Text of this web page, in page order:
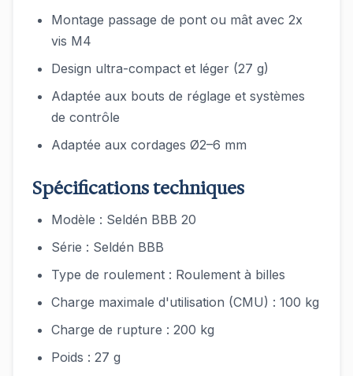
Montage passage de pont ou mât avec 2x
vis M4
Design ultra-compact et léger (27 g)
Adaptée aux bouts de réglage et systèmes
de contrôle
Adaptée aux cordages Ø2–6 mm
Spécifications techniques
Modèle : Seldén BBB 20
Série : Seldén BBB
Type de roulement : Roulement à billes
Charge maximale d'utilisation (CMU) : 100 kg
Charge de rupture : 200 kg
Poids : 27 g